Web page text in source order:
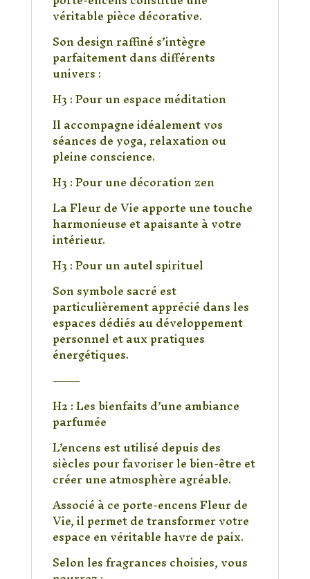
véritable pièce décorative.
Son design raffiné s’intègre
parfaitement dans différents
univers :
H3 : Pour un espace méditation
Il accompagne idéalement vos
séances de yoga, relaxation ou
pleine conscience.
H3 : Pour une décoration zen
La Fleur de Vie apporte une touche
harmonieuse et apaisante à votre
intérieur.
H3 : Pour un autel spirituel
Son symbole sacré est
particulièrement apprécié dans les
espaces dédiés au développement
personnel et aux pratiques
énergétiques.
⸻
H2 : Les bienfaits d’une ambiance
parfumée
L’encens est utilisé depuis des
siècles pour favoriser le bien-être et
créer une atmosphère agréable.
Associé à ce porte-encens Fleur de
Vie, il permet de transformer votre
espace en véritable havre de paix.
Selon les fragrances choisies, vous